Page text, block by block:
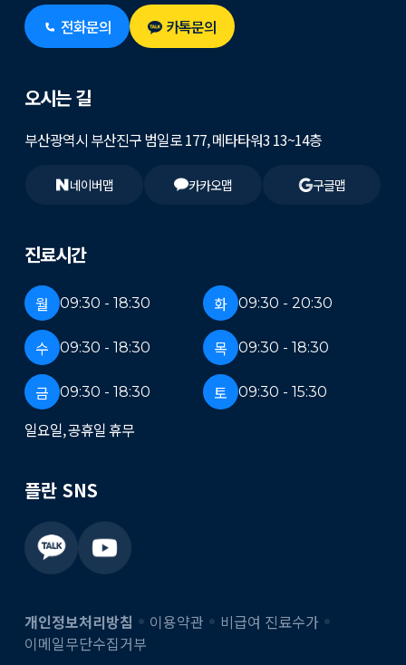
전화문의 카톡문의
진료시간
월 09:30 - 18:30 화 09:30 - 20:30
수 09:30 - 18:30 목 09:30 - 18:30
금 09:30 - 18:30 토 09:30 - 15:30
일요일, 공휴일 휴무
오시는 길
부산광역시 부산진구 범일로 177, 메타타워3 13~14층
네이버맵 카카오맵 구글맵
플란 SNS
개인정보처리방침 이용약관
비급여 진료수가
이메일무단수집거부